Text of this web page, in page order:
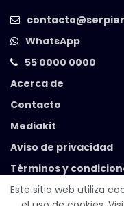
WhatsApp
55 0000 0000
Acerca de
Contacto
Mediakit
Aviso de privacidad
Términos y
Este sitio web utiliza